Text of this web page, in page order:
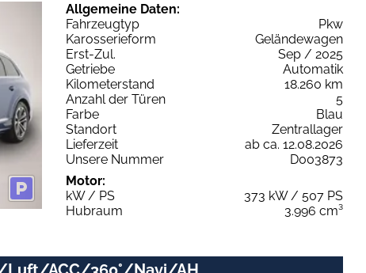
Allgemeine Daten:
Fahrzeugtyp
Pkw
Karosserieform
Geländewagen
Erst-Zul.
Sep / 2025
Getriebe
Automatik
Kilometerstand
18.260 km
Anzahl der Türen
5
Farbe
Blau
Standort
Zentrallager
Lieferzeit
ab ca. 12.08.2026
Unsere Nummer
D003873
Motor:
kW / PS
373 kW / 507 PS
Hubraum
3.996 cm³